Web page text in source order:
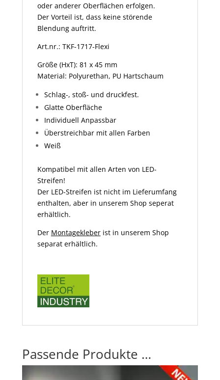
oder anderer Oberflächen erfolgen.
Der Vorteil ist, dass keine störende
Blendung auftritt.
Art.nr.: TKF-1717-Flexi
Größe (HxT): 81 x 45 mm
Material: Polyurethan, PU Hartschaum
Schlag-, stoß- und druckfest.
Glatte Oberfläche
Individuell Anpassbar
Überstreichbar mit allen Farben
Weiß
Kompatibel mit allen Arten von LED-
Streifen!
Der LED-Streifen ist nicht im Lieferumfang
enthalten, aber in unserem Shop seperat
erhältlich.
Der Montagekleber ist in unserem Shop
separat erhältlich.
Passende Produkte …